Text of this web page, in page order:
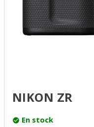
NIKON ZR
check_circle En stock